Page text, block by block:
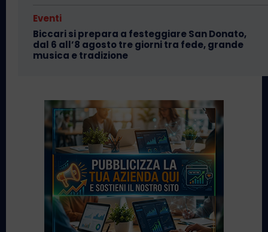
Eventi
Biccari si prepara a festeggiare San Donato,
dal 6 all’8 agosto tre giorni tra fede, grande
musica e tradizione